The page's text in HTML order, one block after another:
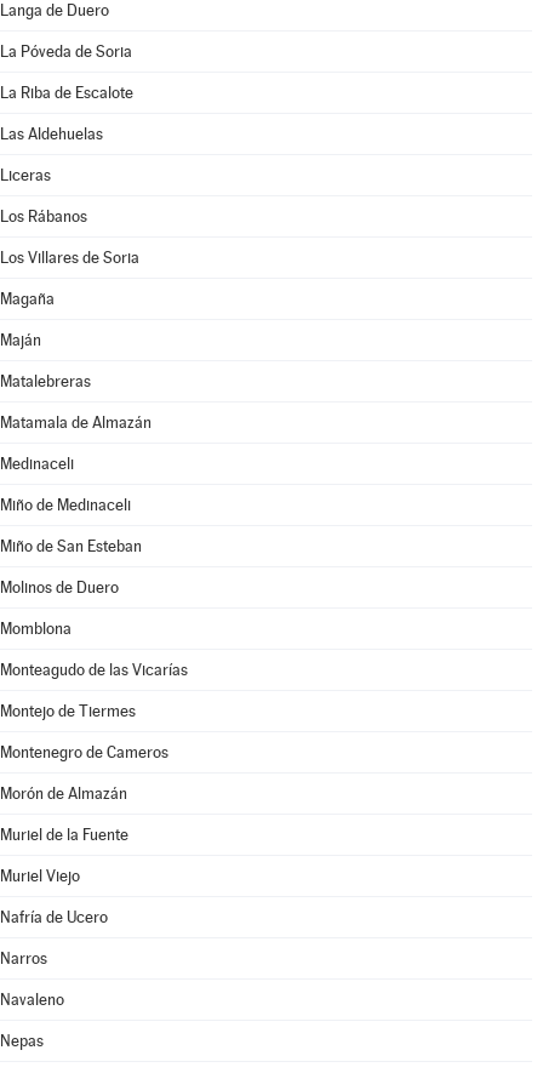
Langa de Duero
La Póveda de Soria
La Riba de Escalote
Las Aldehuelas
Liceras
Los Rábanos
Los Villares de Soria
Magaña
Maján
Matalebreras
Matamala de Almazán
Medinaceli
Miño de Medinaceli
Miño de San Esteban
Molinos de Duero
Momblona
Monteagudo de las Vicarías
Montejo de Tiermes
Montenegro de Cameros
Morón de Almazán
Muriel de la Fuente
Muriel Viejo
Nafría de Ucero
Narros
Navaleno
Nepas